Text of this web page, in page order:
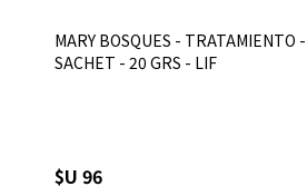
MARY BOSQUES - TRATAMIENTO
SACHET - 20 GRS - LIF
$U 96